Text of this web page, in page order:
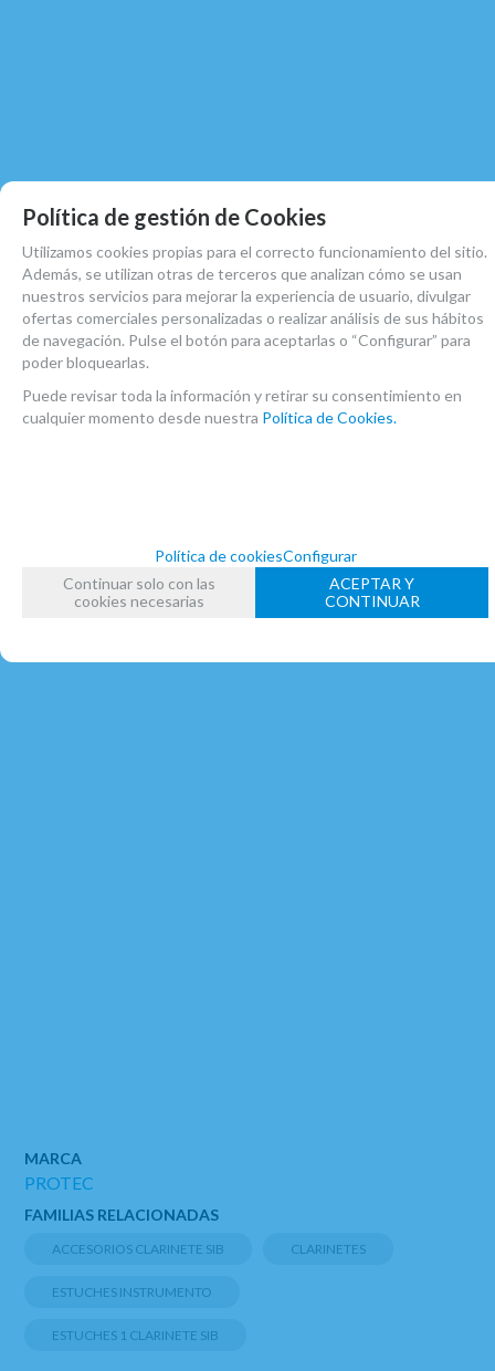
MARCA
PROTEC
FAMILIAS RELACIONADAS
ACCESORIOS CLARINETE SIB CLARINETES
ESTUCHES INSTRUMENTO
ESTUCHES 1 CLARINETE SIB
Política de gestión de Cookies
Utilizamos cookies propias para el correcto funcionamiento del sitio.
Además, se utilizan otras de terceros que analizan cómo se usan
nuestros servicios para mejorar la experiencia de usuario, divulgar
ofertas comerciales personalizadas o realizar análisis de sus hábitos
de navegación. Pulse el botón para aceptarlas o “Configurar” para
poder bloquearlas.
Puede revisar toda la información y retirar su consentimiento en
cualquier momento desde nuestra Política de Cookies.
Política de cookiesConfigurar
Continuar solo con las
cookies necesarias
ACEPTAR Y
CONTINUAR